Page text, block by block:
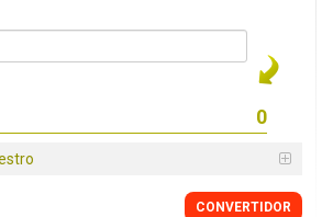
CONVERTIDOR